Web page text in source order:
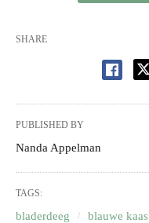
SHARE
PUBLISHED BY
Nanda Appelman
TAGS:
bladerdeeg blauwe kaas